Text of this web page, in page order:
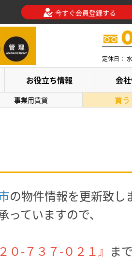
今すぐ会員登録する
定休日：
お役立ち情報
会
事業用賃貸 買う
の物件情報を更新致し
ていますので、
０-７３７-０２１』 ま